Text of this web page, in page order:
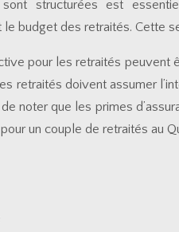
structurées est
budget des retraités. Cette
pour les retraités peuvent
retraités doivent assumer
noter que les primes
un couple de retraités au